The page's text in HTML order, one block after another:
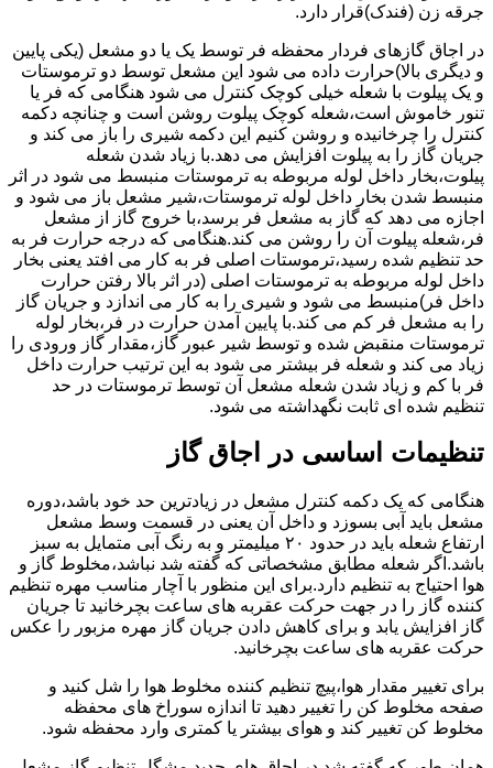
جرقه زن (فندک)قرار دارد.
در اجاق گازهای فردار محفظه فر توسط یک یا دو مشعل (یکی پایین
و دیگری بالا)حرارت داده می شود این مشعل توسط دو ترموستات
و یک پیلوت با شعله خیلی کوچک کنترل می شود هنگامی که فر یا
تنور خاموش است،شعله کوچک پیلوت روشن است و چنانچه دکمه
کنترل را چرخانیده و روشن کنیم این دکمه شیری را باز می کند و
جریان گاز را به پیلوت افزایش می دهد.با زیاد شدن شعله
پیلوت،بخار داخل لوله مربوطه به ترموستات منبسط می شود در اثر
منبسط شدن بخار داخل لوله ترموستات،شیر مشعل باز می شود و
اجازه می دهد که گاز به مشعل فر برسد،با خروج گاز از مشعل
فر،شعله پیلوت آن را روشن می کند.هنگامی که درجه حرارت فر به
حد تنظیم شده رسید،ترموستات اصلی فر به کار می افتد یعنی بخار
داخل لوله مربوطه به ترموستات اصلی (در اثر بالا رفتن حرارت
داخل فر)منبسط می شود و شیری را به کار می اندازد و جریان گاز
را به مشعل فر کم می کند.با پایین آمدن حرارت در فر،بخار لوله
ترموستات منقبض شده و توسط شیر عبور گاز،مقدار گاز ورودی را
زیاد می کند و شعله فر بیشتر می شود به این ترتیب حرارت داخل
فر با کم و زیاد شدن شعله مشعل آن توسط ترموستات در حد
تنظیم شده ای ثابت نگهداشته می شود.
تنظیمات اساسی در اجاق گاز
هنگامی که یک دکمه کنترل مشعل در زیادترین حد خود باشد،دوره
مشعل باید آبی بسوزد و داخل آن یعنی در قسمت وسط مشعل
ارتفاع شعله باید در حدود ۲۰ میلیمتر و به رنگ آبی متمایل به سبز
باشد.اگر شعله مطابق مشخصاتی که گفته شد نباشد،مخلوط گاز و
هوا احتیاج به تنظیم دارد.برای این منظور با آچار مناسب مهره تنظیم
کننده گاز را در جهت حرکت عقربه های ساعت بچرخانید تا جریان
گاز افزایش یابد و برای کاهش دادن جریان گاز مهره مزبور را عکس
حرکت عقربه های ساعت بچرخانید.
برای تغییر مقدار هوا،پیچ تنظیم کننده مخلوط هوا را شل کنید و
صفحه مخلوط کن را تغییر دهید تا اندازه سوراخ های محفظه
مخلوط کن تغییر کند و هوای بیشتر یا کمتری وارد محفظه شود.